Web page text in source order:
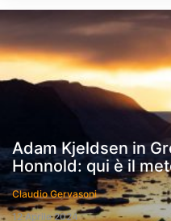
Adam Kjeldsen in
Honnold: qui è il
Claudio Gervasoni
12 Aprile 2024